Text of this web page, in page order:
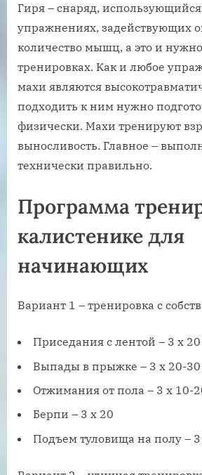
Гиря – снаряд,
упражнениях, задействующих
количество мышц, а это и
тренировках. Как и любое
махи являются
подходить к ним нужно
физически. Махи тренируют
выносливость. Главное –
технически правильно.
Программа
калистенике для
начинающих
Вариант 1 – тренировка с
Приседания с лентой – 3 х 20
Выпады в прыжке – 3 х 20-30
Отжимания от пола – 3 х 10-
Берпи – 3 х 20
Подъем туловища на полу –